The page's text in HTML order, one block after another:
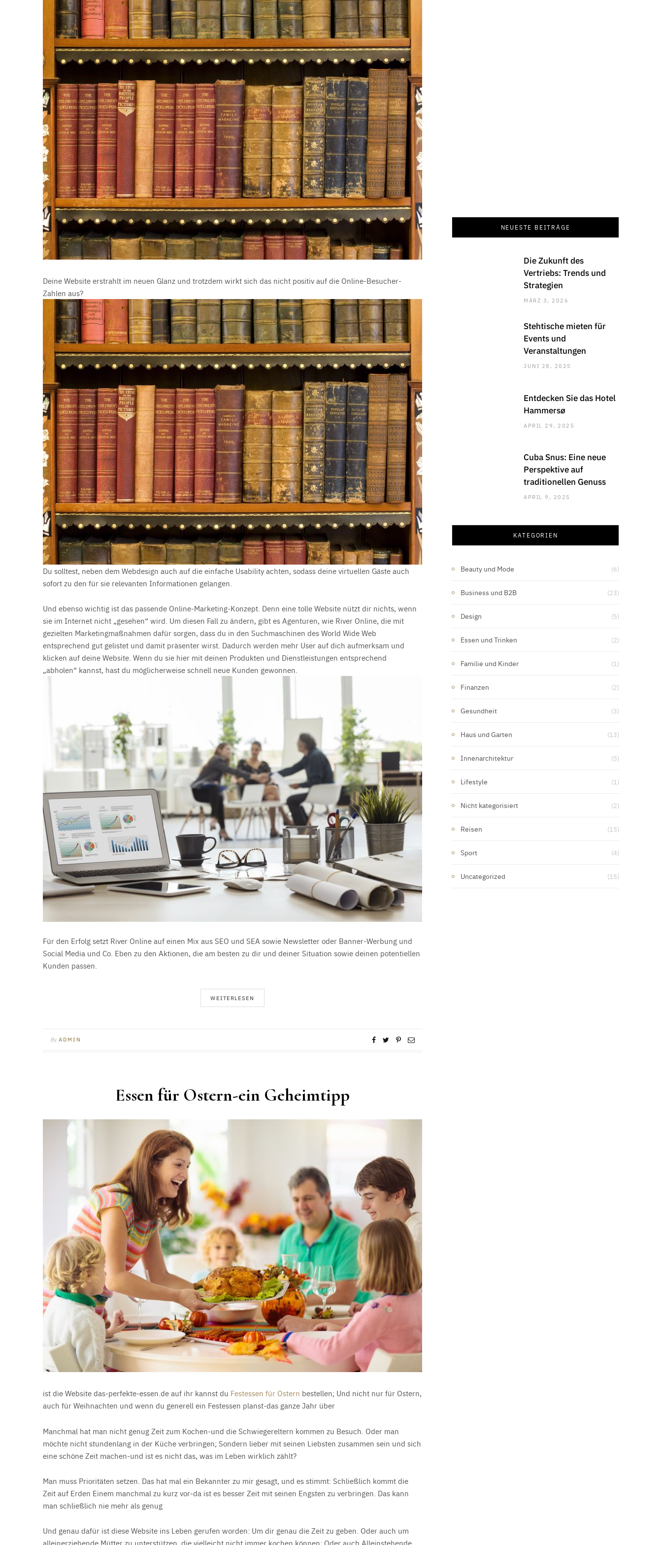
Deine Website erstrahlt im neuen Glanz und trotzdem wirkt sich das nicht positiv auf die Online-Besucher-
Zahlen aus?
Du solltest, neben dem Webdesign auch auf die einfache Usability achten, sodass deine virtuellen Gäste auch
sofort zu den für sie relevanten Informationen gelangen.
Und ebenso wichtig ist das passende Online-Marketing-Konzept. Denn eine tolle Website nützt dir nichts, wenn
sie im Internet nicht „gesehen“ wird. Um diesen Fall zu ändern, gibt es Agenturen, wie River Online, die mit
gezielten Marketingmaßnahmen dafür sorgen, dass du in den Suchmaschinen des World Wide Web
entsprechend gut gelistet und damit präsenter wirst. Dadurch werden mehr User auf dich aufmerksam und
klicken auf deine Website. Wenn du sie hier mit deinen Produkten und Dienstleistungen entsprechend
„abholen“ kannst, hast du möglicherweise schnell neue Kunden gewonnen.
Für den Erfolg setzt River Online auf einen Mix aus SEO und SEA sowie Newsletter oder Banner-Werbung und
Social Media und Co. Eben zu den Aktionen, die am besten zu dir und deiner Situation sowie deinen potentiellen
Kunden passen.
WEITERLESEN
By ADMIN
Essen für Ostern-ein Geheimtipp
ist die Website das-perfekte-essen.de auf ihr kannst du Festessen für Ostern bestellen; Und nicht nur für Ostern,
auch für Weihnachten und wenn du generell ein Festessen planst-das ganze Jahr über
Manchmal hat man nicht genug Zeit zum Kochen-und die Schwiegereltern kommen zu Besuch. Oder man
möchte nicht stundenlang in der Küche verbringen; Sondern lieber mit seinen Liebsten zusammen sein und sich
eine schöne Zeit machen-und ist es nicht das, was im Leben wirklich zählt?
Man muss Prioritäten setzen. Das hat mal ein Bekannter zu mir gesagt, und es stimmt: Schließlich kommt die
Zeit auf Erden Einem manchmal zu kurz vor-da ist es besser Zeit mit seinen Engsten zu verbringen. Das kann
man schließlich nie mehr als genug
Und genau dafür ist diese Website ins Leben gerufen worden: Um dir genau die Zeit zu geben. Oder auch um
HAUS UND GARTEN
Kinder im Kindergarten
MAI 15, 2023
NEUESTE BEITRÄGE
Die Zukunft des
Vertriebs: Trends und
Strategien
MÄRZ 3, 2026
Stehtische mieten für
Events und
Veranstaltungen
JUNI 28, 2025
Entdecken Sie das Hotel
Hammersø
APRIL 29, 2025
Cuba Snus: Eine neue
Perspektive auf
traditionellen Genuss
APRIL 9, 2025
KATEGORIEN
Beauty und Mode (6)
Business und B2B (23)
Design (5)
Essen und Trinken (2)
Familie und Kinder (1)
Finanzen (2)
Gesundheit (3)
Haus und Garten (13)
Innenarchitektur (5)
Lifestyle (1)
Nicht kategorisiert (2)
Reisen (15)
Sport (4)
Uncategorized (15)